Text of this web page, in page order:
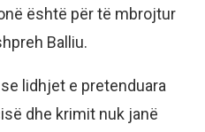
është për të mbrojtur
Balliu.
lidhjet e pretenduara
dhe krimit nuk janë